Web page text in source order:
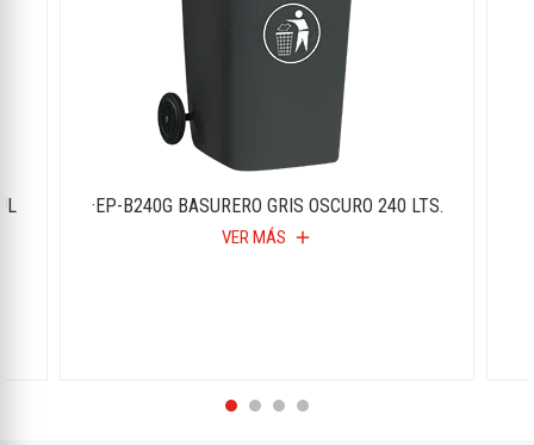
·EP-B240G BASURERO GRIS OSCURO 240 LTS.
VER MÁS add